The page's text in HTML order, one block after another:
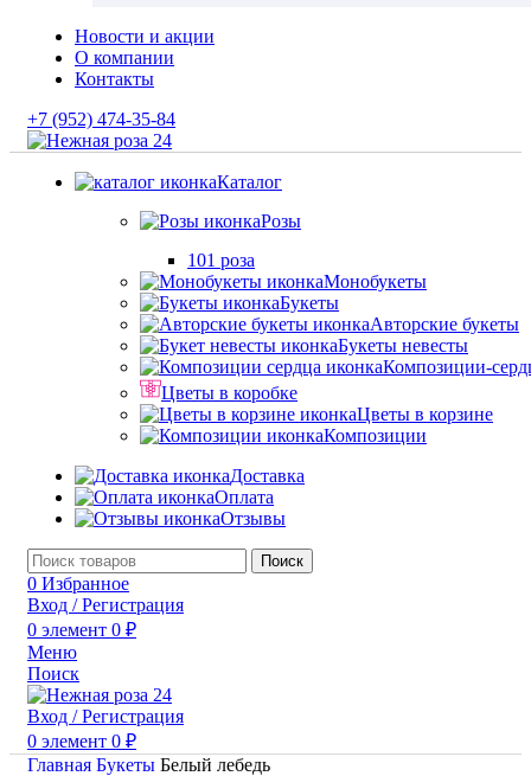
Новости и акции
О компании
Контакты
+7 (952) 474-35-84
Каталог
Розы
101 роза
Монобукеты
Букеты
Авторские букеты
Букеты невесты
Композиции-
Цветы в коробке
Цветы в корзине
Композиции
Доставка
Оплата
Отзывы
Поиск
0 Избранное
Вход / Регистрация
0 элемент 0 ₽
Меню
Поиск
Вход / Регистрация
0 элемент 0 ₽
Главная Букеты Белый лебедь